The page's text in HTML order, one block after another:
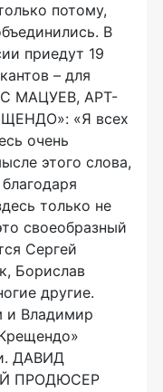
потому,
В
приедут 19
– для
МАЦУЕВ, АРТ-
«Я всех
очень
этого слова,
только не
своеобразный
Сергей
Борислав
другие.
и Владимир
ДАВИД
ПРОДЮСЕР